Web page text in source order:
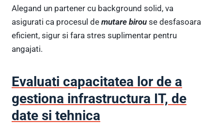
Alegand un partener cu background solid, va
asigurati ca procesul de mutare birou se desfasoara
eficient, sigur si fara stres suplimentar pentru
angajati.
Evaluati capacitatea lor de a
gestiona infrastructura IT, de
date si tehnica